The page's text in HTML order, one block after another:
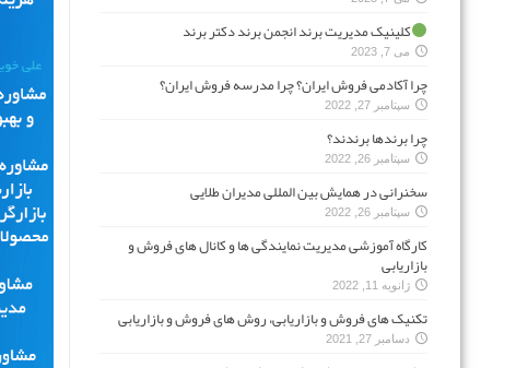
کلینیک مدیریت برند انجمن برند دکتر برند
می 7, 2023
چرا آکادمی فروش ایران؟ چرا مدرسه فروش ایران؟
سپتامبر 27, 2022
چرا برندها برندند؟
سپتامبر 26, 2022
سخنرانی در همایش بین المللی مدیران طلایی
سپتامبر 26, 2022
کارگاه آموزشی مدیریت نمایندگی ها و کانال های فروش و
بازاریابی
ژانویه 11, 2022
تکنیک های فروش و بازاریابی، روش های فروش و بازاریابی
دسامبر 27, 2021